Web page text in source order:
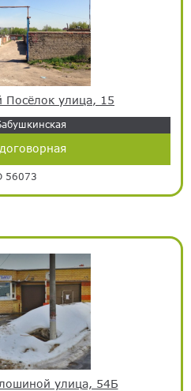
Посёлок улица, 15
договорная
56073
улица, 54Б